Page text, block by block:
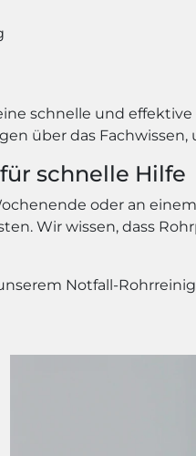
schnelle und
über das
schnelle Hilfe
oder an
Wir wissen, dass
Notfall-